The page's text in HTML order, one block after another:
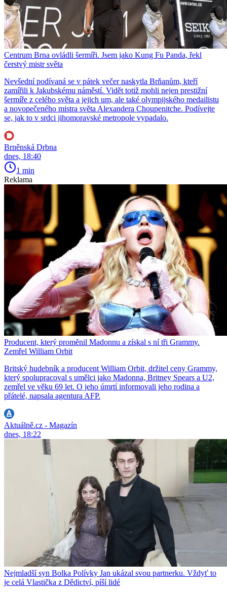
Centrum Brna ovládli šermíři. Jsem jako Kung Fu Panda, řekl
čerstvý mistr světa
Nevšední podívaná se v pátek večer naskytla Brňanům, kteří
zamířili k Jakubskému náměstí. Vidět totiž mohli nejen prestižní
šermíře z celého světa a jejich um, ale také olympijského medailistu
a novopečeného mistra světa Alexandera Choupenitche. Podívejte
se, jak to v srdci jihomoravské metropole vypadalo.
Brněnská Drbna
dnes, 18:40
1 min
Reklama
Producent, který proměnil Madonnu a získal s ní tři Grammy.
Zemřel William Orbit
Britský hudebník a producent William Orbit, držitel ceny Grammy,
který spolupracoval s umělci jako Madonna, Britney Spears a U2,
zemřel ve věku 69 let. O jeho úmrtí informovali jeho rodina a
přátelé, napsala agentura AFP.
Aktuálně.cz - Magazín
dnes, 18:22
Nejmladší syn Bolka Polívky Jan ukázal svou partnerku. Vždyť to
je celá Vlastička z Dědictví, píší lidé